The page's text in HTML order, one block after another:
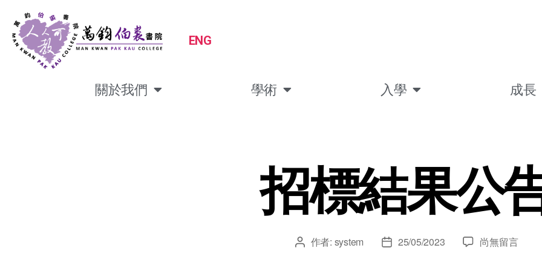
ENG
關於我們 學術 入學 成長
招標結果公
作者: system 25/05/2023 尚無留言